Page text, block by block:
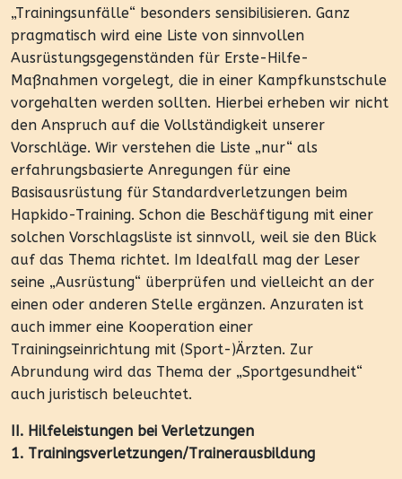
„Trainingsunfälle“ besonders sensibilisieren. Ganz
pragmatisch wird eine Liste von sinnvollen
Ausrüstungsgegenständen für Erste-Hilfe-
Maßnahmen vorgelegt, die in einer Kampfkunstschule
vorgehalten werden sollten. Hierbei erheben wir nicht
den Anspruch auf die Vollständigkeit unserer
Vorschläge. Wir verstehen die Liste „nur“ als
erfahrungsbasierte Anregungen für eine
Basisausrüstung für Standardverletzungen beim
Hapkido-Training. Schon die Beschäftigung mit einer
solchen Vorschlagsliste ist sinnvoll, weil sie den Blick
auf das Thema richtet. Im Idealfall mag der Leser
seine „Ausrüstung“ überprüfen und vielleicht an der
einen oder anderen Stelle ergänzen. Anzuraten ist
auch immer eine Kooperation einer
Trainingseinrichtung mit (Sport-)Ärzten. Zur
Abrundung wird das Thema der „Sportgesundheit“
auch juristisch beleuchtet.
II. Hilfeleistungen bei Verletzungen
1. Trainingsverletzungen/Trainerausbildung